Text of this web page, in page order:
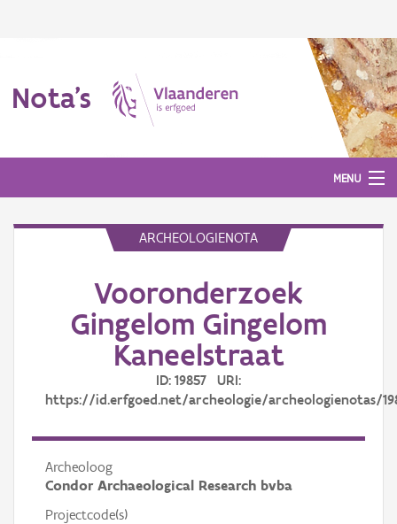
Nota's
MENU
ARCHEOLOGIENOTA
Vooronderzoek
Gingelom Gingelom
Kaneelstraat
ID: 19857 URI:
https://id.erfgoed.net/archeologie/archeologienotas/
Archeoloog
Condor Archaeological Research bvba
Projectcode(s)